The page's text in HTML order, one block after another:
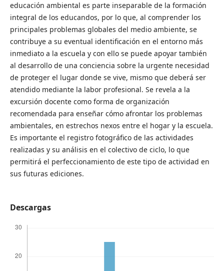
educación ambiental es parte inseparable de la formación
integral de los educandos, por lo que, al comprender los
principales problemas globales del medio ambiente, se
contribuye a su eventual identificación en el entorno más
inmediato a la escuela y con ello se puede apoyar también
al desarrollo de una conciencia sobre la urgente necesidad
de proteger el lugar donde se vive, mismo que deberá ser
atendido mediante la labor profesional. Se revela a la
excursión docente como forma de organización
recomendada para enseñar cómo afrontar los problemas
ambientales, en estrechos nexos entre el hogar y la escuela.
Es importante el registro fotográfico de las actividades
realizadas y su análisis en el colectivo de ciclo, lo que
permitirá el perfeccionamiento de este tipo de actividad en
sus futuras ediciones.
Descargas